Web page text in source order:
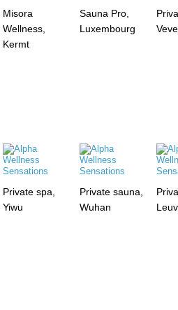
Misora
Wellness,
Kermt
Sauna Pro,
Luxembourg
Private spa,
Yiwu
Private sauna,
Wuhan